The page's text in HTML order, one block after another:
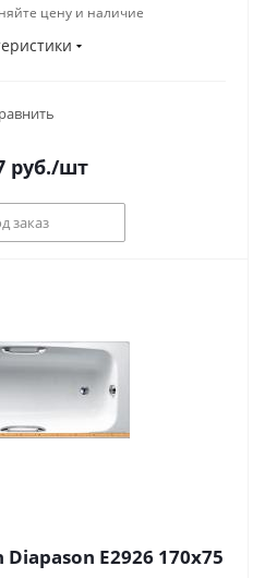
цену и наличие
руб./шт
заказ
E2926 170x75